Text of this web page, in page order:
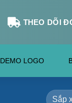
THEO DÕI
DEMO LOGO